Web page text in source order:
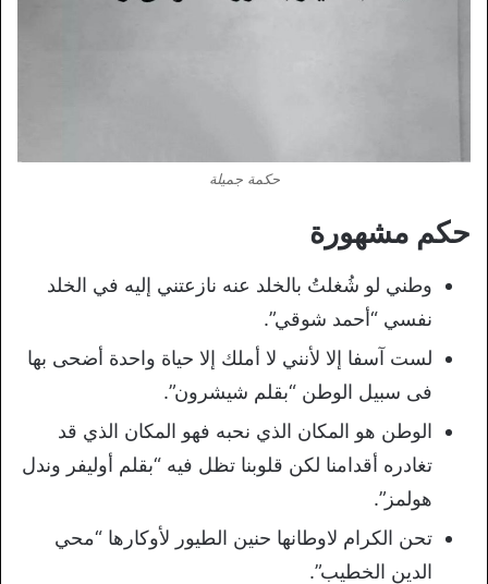
حكمة جميلة
حكم مشهورة
وطني لو شُغلتُ بالخلد عنه نازعتني إليه في الخلد
نفسي “أحمد شوقي”.
لست آسفا إلا لأنني لا أملك إلا حياة واحدة أضحى بها
فى سبيل الوطن “بقلم شيشرون”.
الوطن هو المكان الذي نحبه فهو المكان الذي قد
تغادره أقدامنا لكن قلوبنا تظل فيه “بقلم أوليفر وندل
هولمز”.
تحن الكرام لاوطانها حنين الطيور لأوكارها “محي
الدين الخطيب”.